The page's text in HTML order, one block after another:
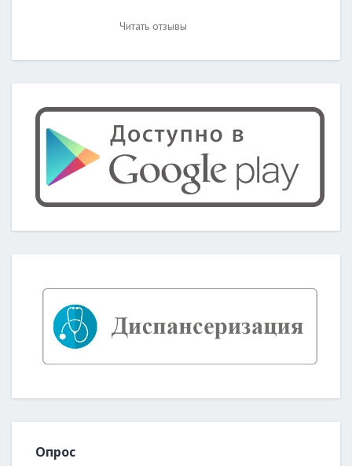
Читать отзывы
Опрос